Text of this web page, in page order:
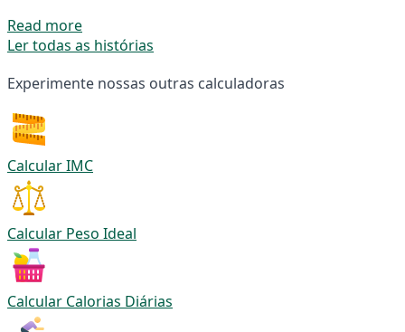
Read more
Ler todas as histórias
Experimente nossas outras calculadoras
Calcular IMC
Calcular Peso Ideal
Calcular Calorias Diárias